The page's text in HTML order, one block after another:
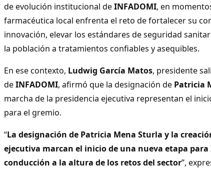
de evolución institucional deINFADOMI, en
farmacéutica local enfrenta el reto de fortalecer su
innovación, elevar los estándares de seguridad
la población a tratamientos confiables y asequibles.
En ese contexto, Ludwig García Matos, presidente
deINFADOMI, afirmó que la designación de Patricia
marcha de la presidencia ejecutiva representan el
para el gremio.
“La designación de Patricia Mena Sturla y la
ejecutiva marcan el inicio de una nueva etapa para
conducción a la altura de los retos del sector”,